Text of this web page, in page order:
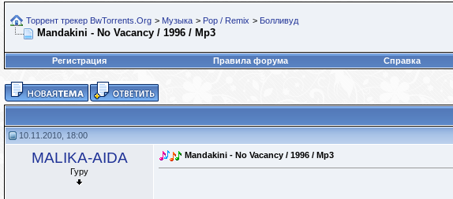
Торрент трекер BwTorrents.Org > Музыка > Pop / Remix > Болливуд
Mandakini - No Vacancy / 1996 / Mp3
Регистрация
Правила форума Справка
10.11.2010, 18:00
MALIKA-AIDA
Гуру
Mandakini - No Vacancy / 1996 / Mp3